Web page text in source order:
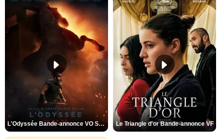
L'Odyssée Bande-annonce VO STFR Le Triangle d'or Bande-annonce VF